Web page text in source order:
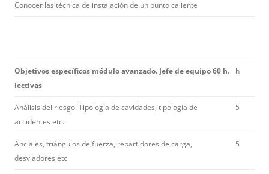
Conocer las técnica de instalación de un punto caliente
Objetivos específicos módulo avanzado. Jefe de equipo 60 h.
lectivas
h
Análisis del riesgo. Tipología de cavidades, tipología de
accidentes etc.
5
Anclajes, triángulos de fuerza, repartidores de carga,
desviadores etc
5